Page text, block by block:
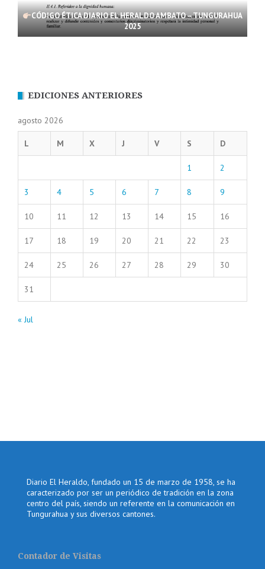
CÓDIGO ÉTICA DIARIO EL HERALDO AMBATO – TUNGURAHUA
2025
EDICIONES ANTERIORES
agosto 2026
L M X J V S D
1 2
3 4 5 6 7 8 9
10 11 12 13 14 15 16
17 18 19 20 21 22 23
24 25 26 27 28 29 30
31
« Jul
Diario El Heraldo, fundado un 15 de marzo de 1958, se ha
caracterizado por ser un periódico de tradición en la zona
centro del país, siendo un referente en la comunicación en
Tungurahua y sus diversos cantones.
Contador de Visitas